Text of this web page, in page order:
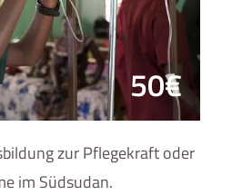
50€
zur Pflegekraft oder
im Südsudan.